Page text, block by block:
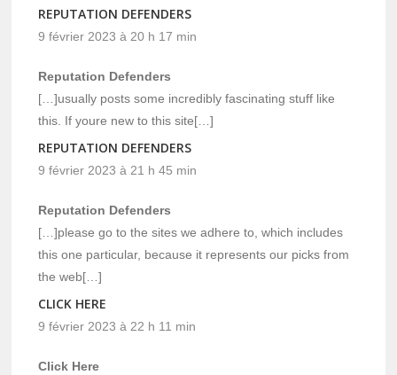
REPUTATION DEFENDERS
9 février 2023 à 20 h 17 min
Reputation Defenders
[…]usually posts some incredibly fascinating stuff like
this. If youre new to this site[…]
REPUTATION DEFENDERS
9 février 2023 à 21 h 45 min
Reputation Defenders
[…]please go to the sites we adhere to, which includes
this one particular, because it represents our picks from
the web[…]
CLICK HERE
9 février 2023 à 22 h 11 min
Click Here